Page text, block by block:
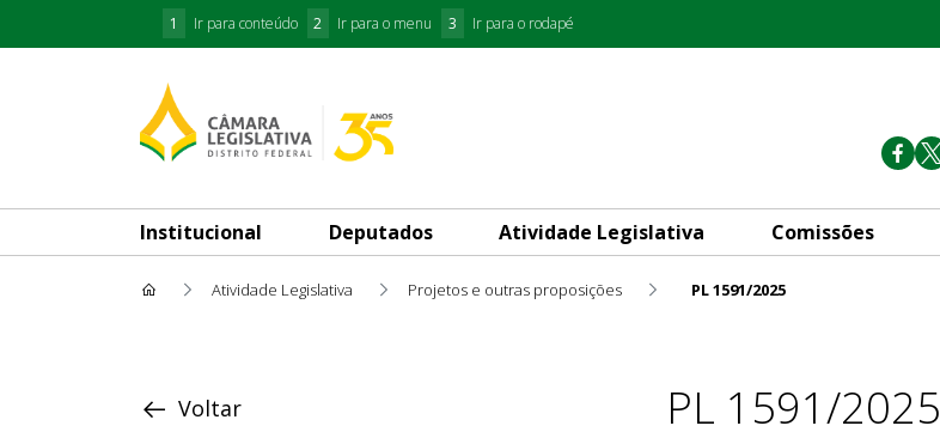
1 Ir para conteúdo 2 Ir para o menu 3 Ir para o rodapé
Institucional Deputados Atividade Legislativa Comissões
Atividade Legislativa Projetos e outras proposições PL 1591/2025
PL 1591/2025
Voltar